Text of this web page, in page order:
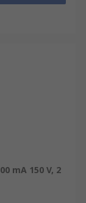
mA 150 V, 2